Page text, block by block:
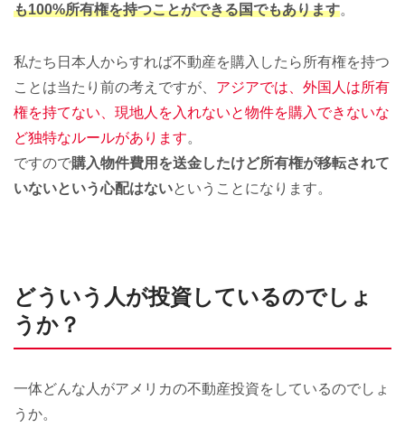
も100%所有権を持つことができる国でもあります。
私たち日本人からすれば不動産を購入したら所有権を持つ
ことは当たり前の考えですが、 アジアでは、外国人は所有
権を持てない、現地人を入れないと物件を購入できないな
ど独特なルールがあります。
ですので購入物件費用を送金したけど所有権が移転されて
いないという心配はないということになります。
どういう人が投資しているのでしょ
うか？
一体どんな人がアメリカの不動産投資をしているのでしょ
うか。